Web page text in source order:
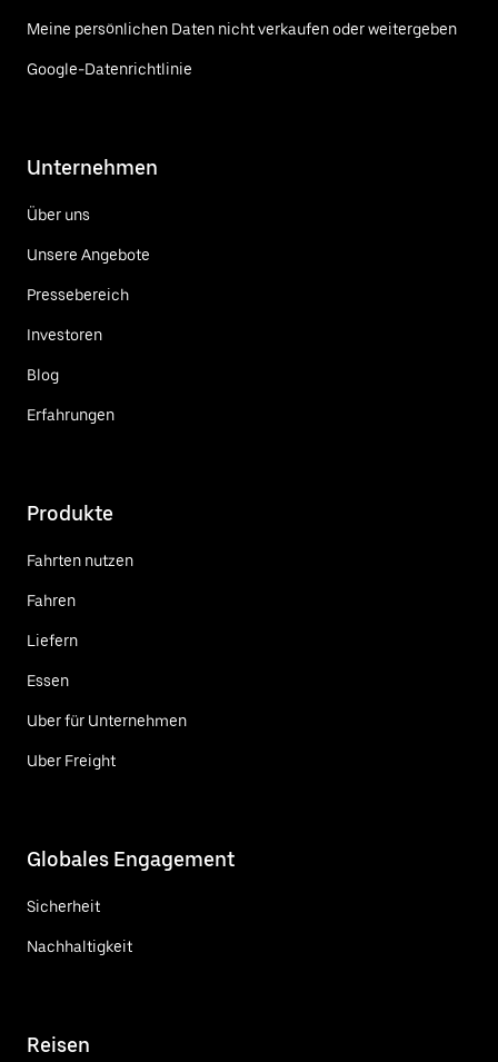
Meine persönlichen Daten nicht verkaufen oder weitergeben
Google-Datenrichtlinie
Unternehmen
Über uns
Unsere Angebote
Pressebereich
Investoren
Blog
Erfahrungen
Produkte
Fahrten nutzen
Fahren
Liefern
Essen
Uber für Unternehmen
Uber Freight
Globales Engagement
Sicherheit
Nachhaltigkeit
Reisen